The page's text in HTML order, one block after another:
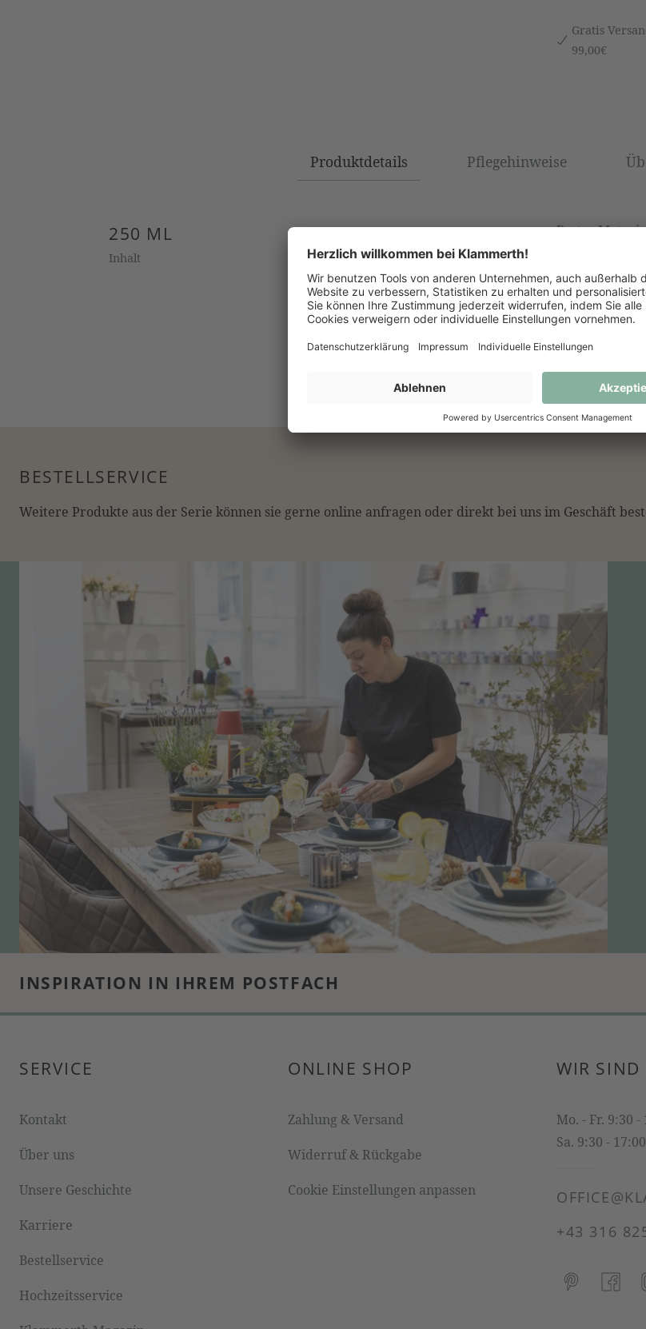
Gratis
99,00€
Produktdetails Pflegehinweise
250 ML
Inhalt
Bestes
GEFU
jährige
BESTELLSERVICE
Weitere Produkte aus der Serie können sie gerne online anfragen oder direkt bei uns im Geschäft
INSPIRATION IN IHREM POSTFACH
SERVICE
Kontakt
Über uns
Unsere Geschichte
Karriere
Bestellservice
Hochzeitsservice
ONLINE SHOP
Zahlung & Versand
Widerruf & Rückgabe
Cookie Einstellungen anpassen
WIR SIND
Mo. - Fr. 9:30
Sa. 9:30 -
+43 316